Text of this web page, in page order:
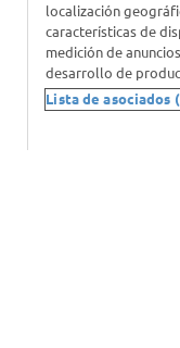
localización
características de
medición de
desarrollo de
Lista de asociados